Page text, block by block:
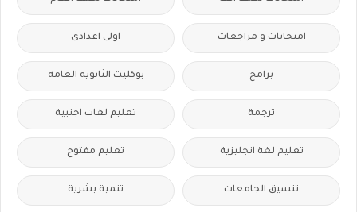
امتحانات و مراجعات اولى اعدادى
برامج بوكليت الثانوية العامة
ترجمة تعليم لغات اجنبية
تعليم لغة انجليزية تعليم مفتوح
تنسيق الجامعات تنمية بشرية